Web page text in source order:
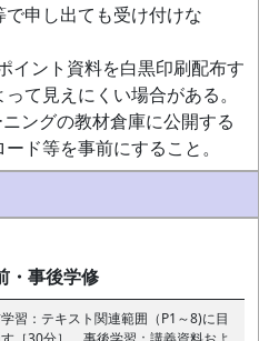
申し出ても受け付けな
ント資料を白黒印刷配布す
て見えにくい場合がある。
ングの教材倉庫に公開する
ド等を事前にすること。
・事後学修
習：テキスト関連範囲（P1～8)に目